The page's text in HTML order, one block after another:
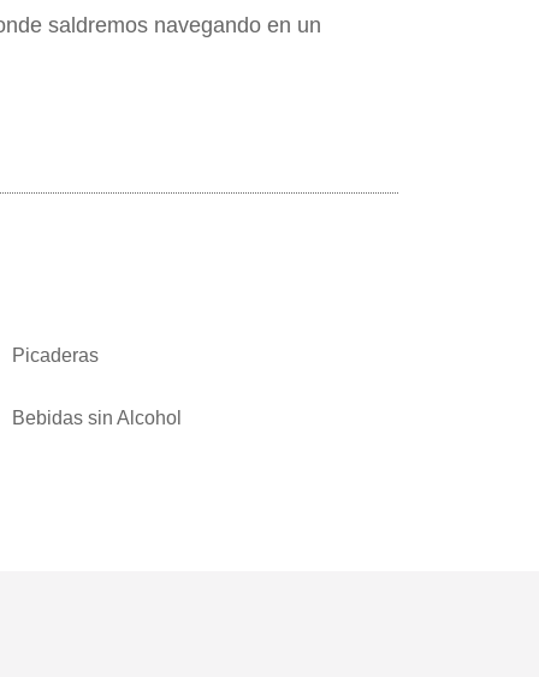
saldremos navegando en un
Picaderas
Bebidas sin Alcohol